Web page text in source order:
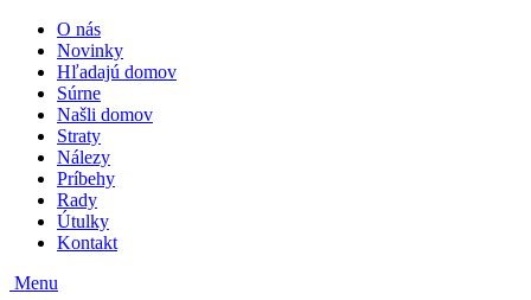
O nás
Novinky
Hľadajú domov
Súrne
Našli domov
Straty
Nálezy
Príbehy
Rady
Útulky
Kontakt
Menu